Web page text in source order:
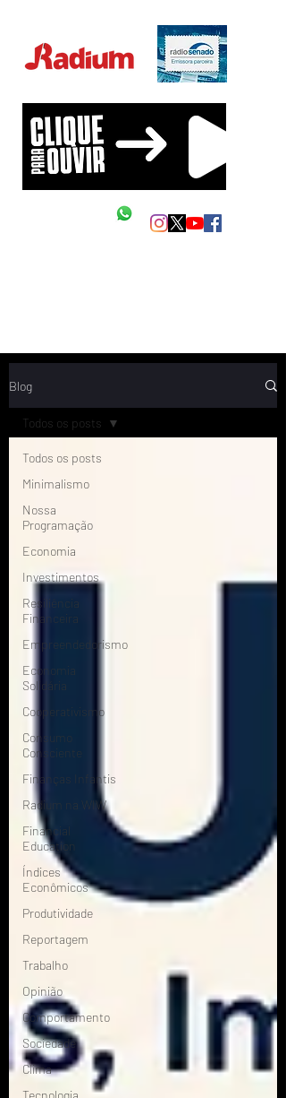
Blog
Todos os posts
Minimalismo
Nossa
Programação
Economia
Investimentos
Resiliência
Financeira
Empreendedorismo
Economia
Solidária
Cooperativismo
Consumo
Consciente
Finanças Infantis
Radium na WIW
Financial
Education
Índices
Econômicos
Produtividade
Reportagem
Trabalho
Opinião
Comportamento
Sociedade
Clima
Tecnologia
Todos os posts